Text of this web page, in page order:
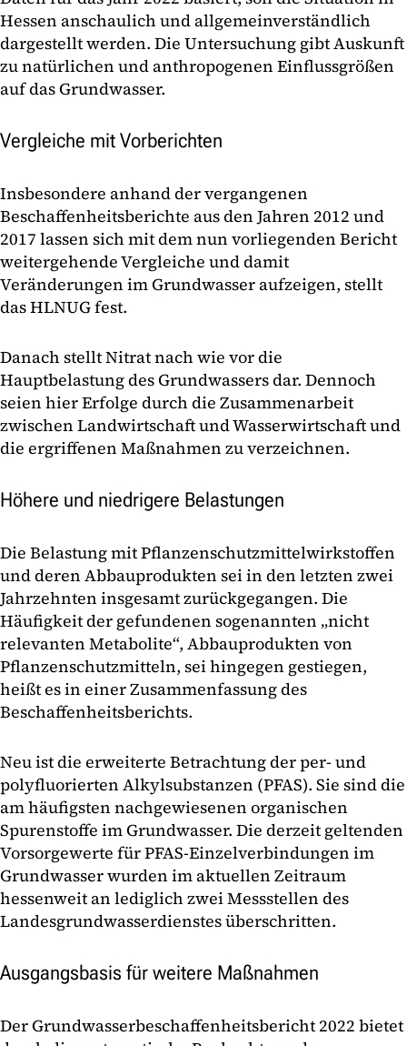
Hessen anschaulich und allgemeinverständlich
dargestellt werden. Die Untersuchung gibt Auskunft
zu natürlichen und anthropogenen Einflussgrößen
auf das Grundwasser.
Vergleiche mit Vorberichten
Insbesondere anhand der vergangenen
Beschaffenheitsberichte aus den Jahren 2012 und
2017 lassen sich mit dem nun vorliegenden Bericht
weitergehende Vergleiche und damit
Veränderungen im Grundwasser aufzeigen, stellt
das HLNUG fest.
Danach stellt Nitrat nach wie vor die
Hauptbelastung des Grundwassers dar. Dennoch
seien hier Erfolge durch die Zusammenarbeit
zwischen Landwirtschaft und Wasserwirtschaft und
die ergriffenen Maßnahmen zu verzeichnen.
Höhere und niedrigere Belastungen
Die Belastung mit Pflanzenschutzmittelwirkstoffen
und deren Abbauprodukten sei in den letzten zwei
Jahrzehnten insgesamt zurückgegangen. Die
Häufigkeit der gefundenen sogenannten „nicht
relevanten Metabolite“, Abbauprodukten von
Pflanzenschutzmitteln, sei hingegen gestiegen,
heißt es in einer Zusammenfassung des
Beschaffenheitsberichts.
Neu ist die erweiterte Betrachtung der per- und
polyfluorierten Alkylsubstanzen (PFAS). Sie sind die
am häufigsten nachgewiesenen organischen
Spurenstoffe im Grundwasser. Die derzeit geltenden
Vorsorgewerte für PFAS-Einzelverbindungen im
Grundwasser wurden im aktuellen Zeitraum
hessenweit an lediglich zwei Messstellen des
Landesgrundwasserdienstes überschritten.
Ausgangsbasis für weitere Maßnahmen
Der Grundwasserbeschaffenheitsbericht 2022 bietet